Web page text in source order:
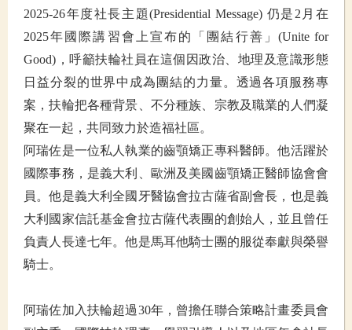
2025-26年度社長主題(Presidential Message) 仍是2月在
2025年國際講習會上宣布的「團結行善」(Unite for
Good)，呼籲扶輪社員在這個因政治、地理及意識形態
日益分裂的世界中成為團結的力量。透過各項服務專
案，扶輪把各種背景、不分種族、宗教及職業的人們凝
聚在一起，共同致力於造福社區。
阿瑞佐是一位私人執業的齒顎矯正專科醫師。他活躍於
國際事務，是義大利、歐洲及美國齒顎矯正醫師協會會
員。他是義大利全國牙醫協會拉古薩省副會長，也是義
大利國家信託基金會拉古薩代表團的創始人，並且曾任
負責人長達七年。他是馬耳他騎士團的服從奉獻與榮譽
騎士。
阿瑞佐加入扶輪超過30年，曾擔任聯合策略計畫委員會